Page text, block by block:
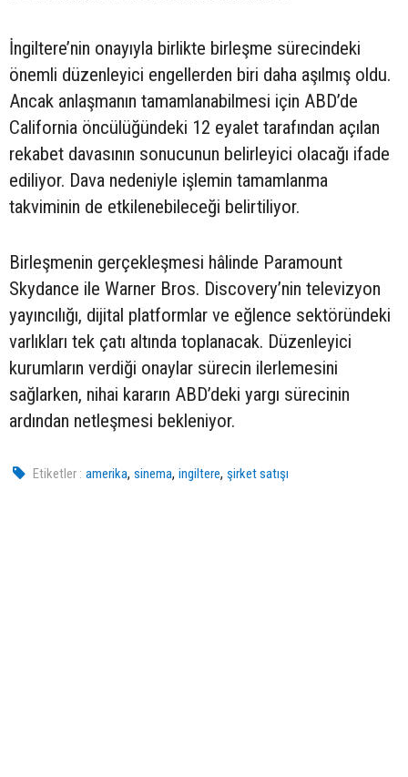
İngiltere’nin onayıyla birlikte birleşme sürecindeki
önemli düzenleyici engellerden biri daha aşılmış oldu.
Ancak anlaşmanın tamamlanabilmesi için ABD’de
California öncülüğündeki 12 eyalet tarafından açılan
rekabet davasının sonucunun belirleyici olacağı ifade
ediliyor. Dava nedeniyle işlemin tamamlanma
takviminin de etkilenebileceği belirtiliyor.
Birleşmenin gerçekleşmesi hâlinde Paramount
Skydance ile Warner Bros. Discovery’nin televizyon
yayıncılığı, dijital platformlar ve eğlence sektöründeki
varlıkları tek çatı altında toplanacak. Düzenleyici
kurumların verdiği onaylar sürecin ilerlemesini
sağlarken, nihai kararın ABD’deki yargı sürecinin
ardından netleşmesi bekleniyor.
Etiketler : amerika,sinema,ingiltere,şirket satışı